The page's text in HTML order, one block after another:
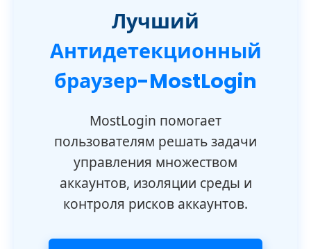
Лучший
Антидетекционный
браузер-MostLogin
MostLogin помогает
пользователям решать задачи
управления множеством
аккаунтов, изоляции среды и
контроля рисков аккаунтов.